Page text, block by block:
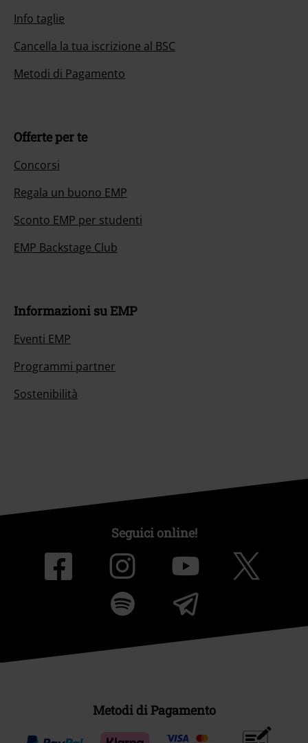
Info taglie
Cancella la tua iscrizione al BSC
Metodi di Pagamento
Offerte per te
Concorsi
Regala un buono EMP
Sconto EMP per studenti
EMP Backstage Club
Informazioni su EMP
Eventi EMP
Programmi partner
Sostenibilità
Seguici online!
Metodi di Pagamento